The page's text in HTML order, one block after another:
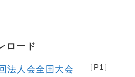
ロード
法人会全国大会
［P1］